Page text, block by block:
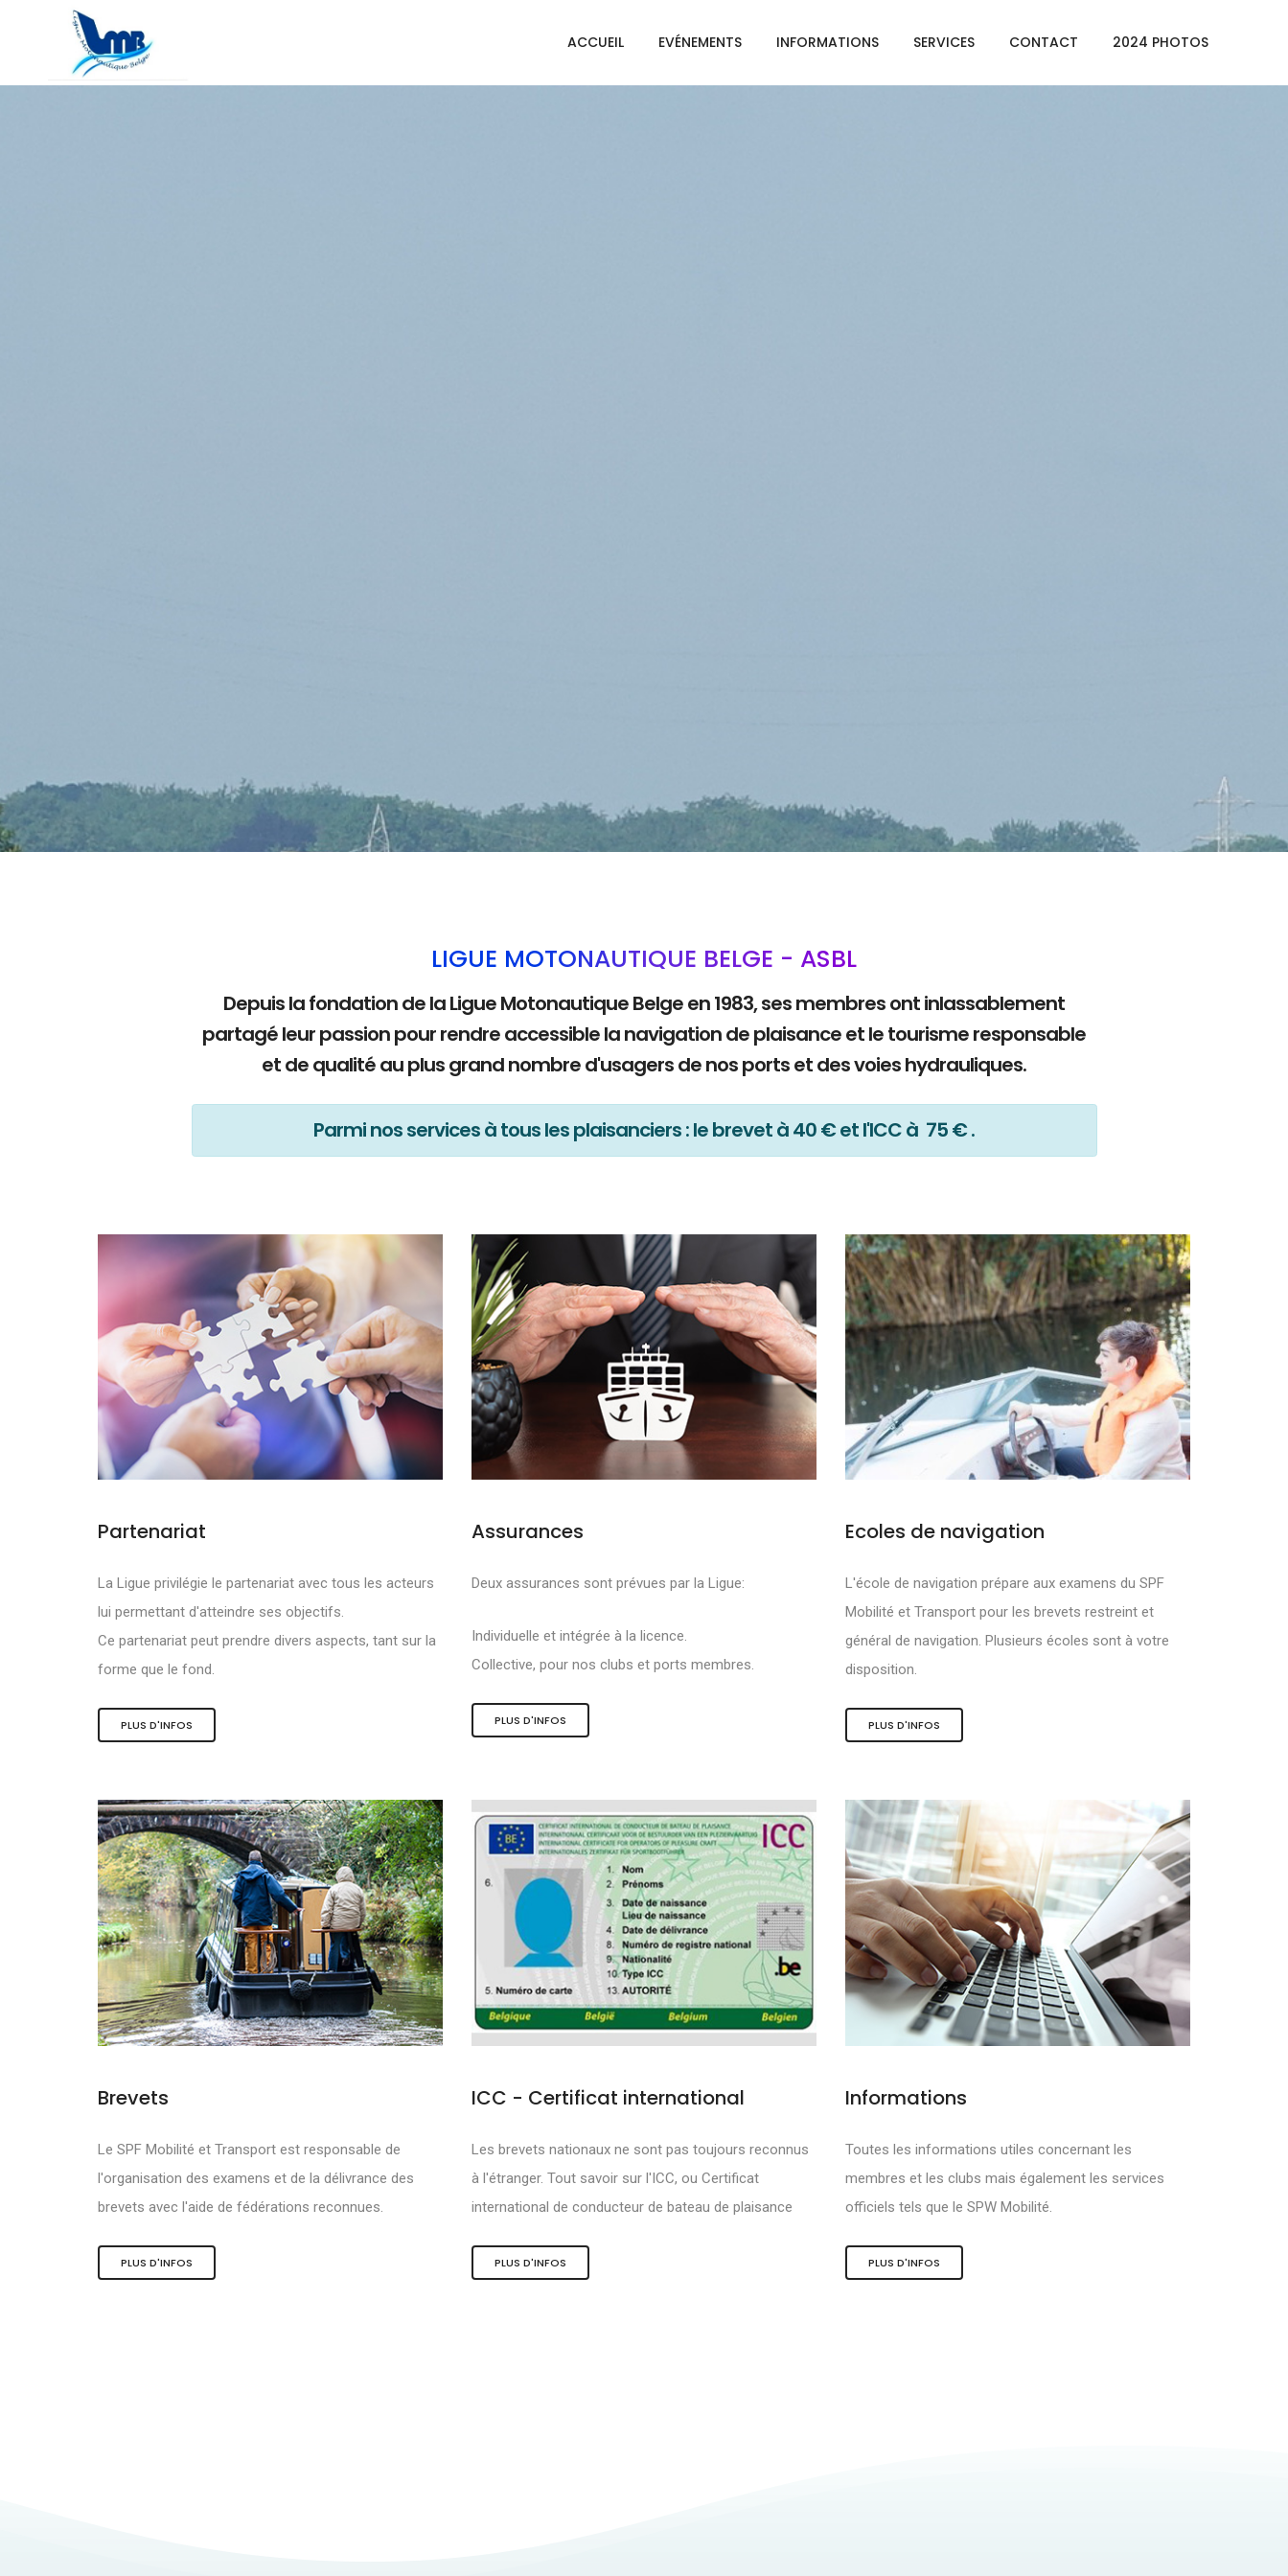
ACCUEIL EVÉNEMENTS INFORMATIONS SERVICES CONTACT 2024 PHOTOS
NOS OBJECTIFS SONT DE PROMOUVOIR ET
DE DEVELOPPER :
Les activités et sports nautiques
Le tourisme de qualité
La mobilité douce
LIGUE MOTONAUTIQUE BELGE - ASBL
Depuis la fondation de la Ligue Motonautique Belge en 1983, ses membres ont inlassablement
partagé leur passion pour rendre accessible la navigation de plaisance et le tourisme responsable
et de qualité au plus grand nombre d'usagers de nos ports et des voies hydrauliques.
Parmi nos services à tous les plaisanciers : le brevet à 40 € et l'ICC à 75 € .
Partenariat
La Ligue privilégie le partenariat avec tous les acteurs
lui permettant d'atteindre ses objectifs.
Ce partenariat peut prendre divers aspects, tant sur la
forme que le fond.
PLUS D'INFOS
Assurances
Deux assurances sont prévues par la Ligue:
Individuelle et intégrée à la licence.
Collective, pour nos clubs et ports membres.
PLUS D'INFOS
Ecoles de navigation
L'école de navigation prépare aux examens du SPF
Mobilité et Transport pour les brevets restreint et
général de navigation. Plusieurs écoles sont à votre
disposition.
PLUS D'INFOS
Brevets
Le SPF Mobilité et Transport est responsable de
l'organisation des examens et de la délivrance des
brevets avec l'aide de fédérations reconnues.
PLUS D'INFOS
ICC - Certificat international
Les brevets nationaux ne sont pas toujours reconnus
à l'étranger. Tout savoir sur l'ICC, ou Certificat
international de conducteur de bateau de plaisance
PLUS D'INFOS
Informations
Toutes les informations utiles concernant les
membres et les clubs mais également les services
officiels tels que le SPW Mobilité.
PLUS D'INFOS